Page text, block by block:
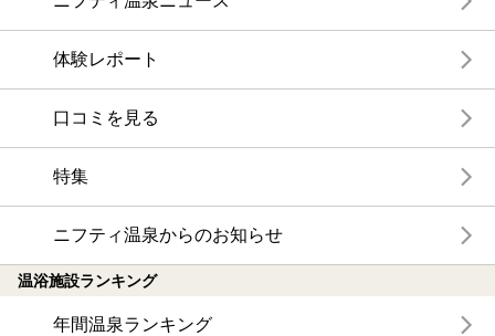
体験レポート
口コミを見る
特集
ニフティ温泉からのお知らせ
温浴施設ランキング
年間温泉ランキング